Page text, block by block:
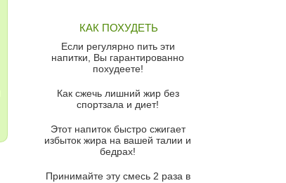
красного перца
Парижский луковый суп
Суп из спаржи и горошка с
Суп-крем из цветной капусты
Французский луковый суп
Суп из баклажанов с моцареллой
КАК ПОХУДЕТЬ
Если регулярно пить эти
напитки, Вы гарантированно
похудеете!
Как сжечь лишний жир без
спортзала и диет!
Этот напиток быстро сжигает
избыток жира на вашей талии и
бедрах!
Принимайте эту смесь 2 раза в